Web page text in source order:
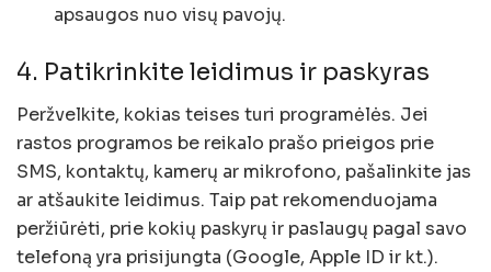
apsaugos nuo visų pavojų.
4. Patikrinkite leidimus ir paskyras
Peržvelkite, kokias teises turi programėlės. Jei
rastos programos be reikalo prašo prieigos prie
SMS, kontaktų, kamerų ar mikrofono, pašalinkite jas
ar atšaukite leidimus. Taip pat rekomenduojama
peržiūrėti, prie kokių paskyrų ir paslaugų pagal savo
telefoną yra prisijungta (Google, Apple ID ir kt.).